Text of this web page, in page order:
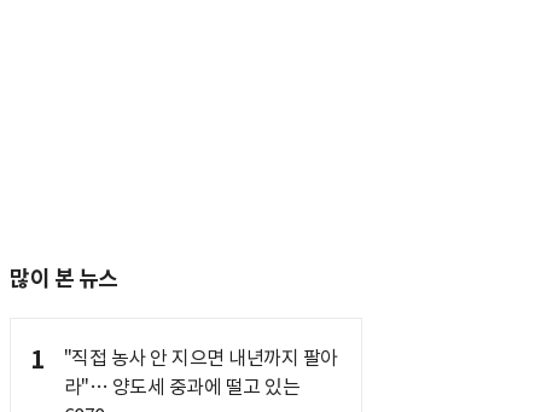
많이 본 뉴스
1
"직접 농사 안 지으면 내년까지 팔아
라"… 양도세 중과에 떨고 있는